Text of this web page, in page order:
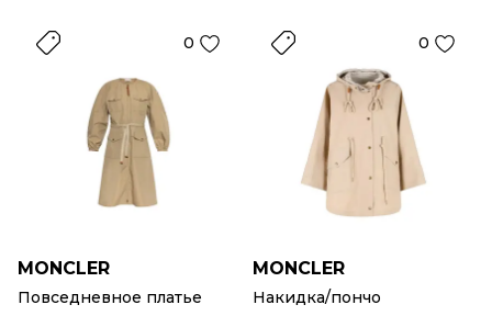
0
MONCLER
Повседневное платье
0
MONCLER
Накидка/пончо